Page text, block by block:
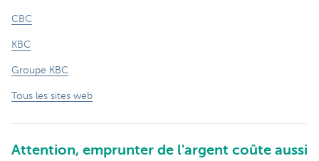
CBC
KBC
Groupe KBC
Tous les sites web
Attention, emprunter de l'argent coûte aussi